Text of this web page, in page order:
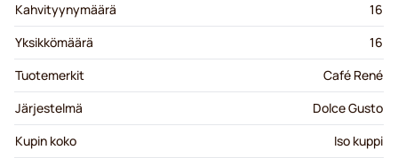
Kahvityynymäärä
16
Yksikkömäärä
16
Tuotemerkit
Café René
Järjestelmä
Dolce Gusto
Kupin koko
Iso kuppi